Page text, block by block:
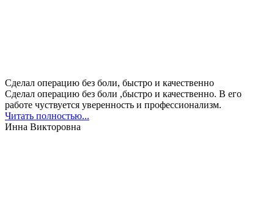
Сделал операцию без боли, быстро и качественно
Сделал операцию без боли ,быстро и качественно. В его
работе чуствуется уверенность и профессионализм.
Читать полностью...
Инна Викторовна